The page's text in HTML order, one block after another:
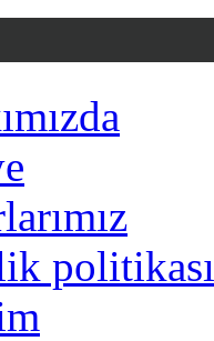
politikası